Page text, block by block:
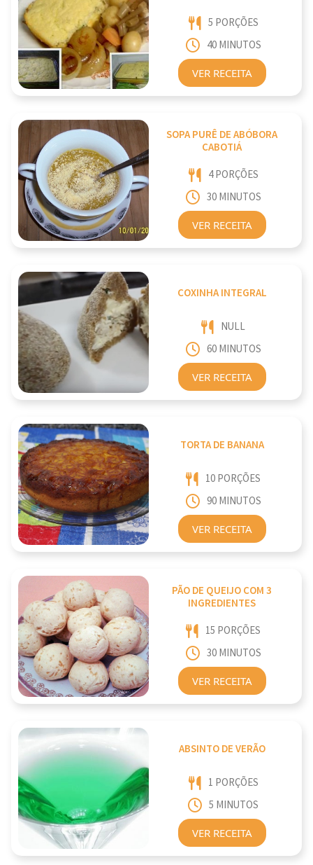
5 PORÇÕES
40 MINUTOS
VER RECEITA
SOPA PURÊ DE ABÓBORA
CABOTIÁ
4 PORÇÕES
30 MINUTOS
VER RECEITA
COXINHA INTEGRAL
NULL
60 MINUTOS
VER RECEITA
TORTA DE BANANA
10 PORÇÕES
90 MINUTOS
VER RECEITA
PÃO DE QUEIJO COM 3
INGREDIENTES
15 PORÇÕES
30 MINUTOS
VER RECEITA
ABSINTO DE VERÃO
1 PORÇÕES
5 MINUTOS
VER RECEITA